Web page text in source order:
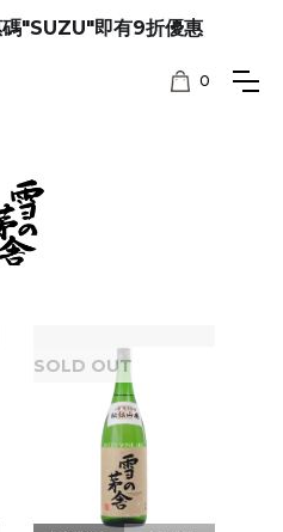
碼"SUZU"即有9折優惠
0
SOLD OUT